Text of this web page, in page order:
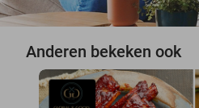
Anderen bekeken ook